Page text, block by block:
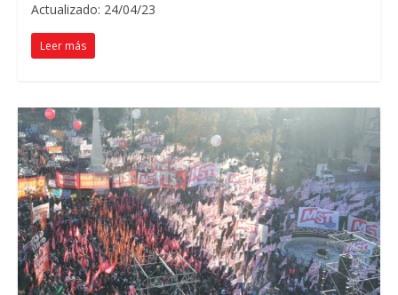
Actualizado: 24/04/23
Leer más